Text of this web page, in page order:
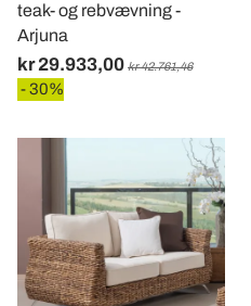
teak- og rebvævning -
Arjuna
kr 29.933,00 kr 42.761,46
- 30%